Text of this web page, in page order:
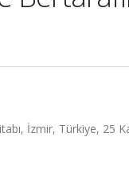
İzmir, Türkiye, 25